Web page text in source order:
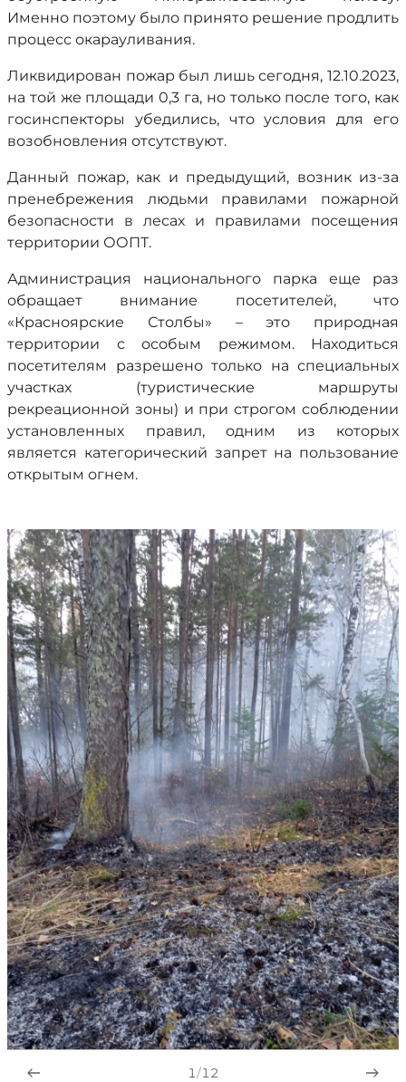
Именно поэтому было принято решение продлить
процесс окарауливания.
Ликвидирован пожар был лишь сегодня, 12.10.2023,
на той же площади 0,3 га, но только после того, как
госинспекторы убедились, что условия для его
возобновления отсутствуют.
Данный пожар, как и предыдущий, возник из-за
пренебрежения людьми правилами пожарной
безопасности в лесах и правилами посещения
территории ООПТ.
Администрация национального парка еще раз
обращает внимание посетителей, что
«Красноярские Столбы» – это природная
территории с особым режимом. Находиться
посетителям разрешено только на специальных
участках (туристические маршруты
рекреационной зоны) и при строгом соблюдении
установленных правил, одним из которых
является категорический запрет на пользование
открытым огнем.
1/12